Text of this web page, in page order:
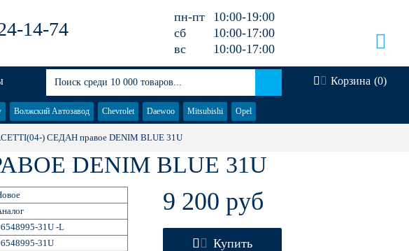
14-74
пн-пт 10:00-19:00
сб
10:00-17:00
вс
10:00-17:00
Корзина (0)
Волжский Автозавод Chevrolet Daewoo Mitsubishi Opel
) СЕДАН правое DENIM BLUE 31U
DENIM BLUE 31U
31U -L
31U
9 200 руб
Купить